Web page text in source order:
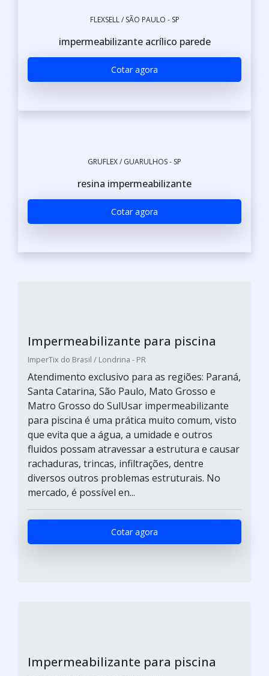
FLEXSELL / SÃO PAULO - SP
impermeabilizante acrílico parede
Cotar agora
GRUFLEX / GUARULHOS - SP
resina impermeabilizante
Cotar agora
Impermeabilizante para piscina
ImperTix do Brasil / Londrina - PR
Atendimento exclusivo para as regiões: Paraná,
Santa Catarina, São Paulo, Mato Grosso e
Matro Grosso do SulUsar impermeabilizante
para piscina é uma prática muito comum, visto
que evita que a água, a umidade e outros
fluidos possam atravessar a estrutura e causar
rachaduras, trincas, infiltrações, dentre
diversos outros problemas estruturais. No
mercado, é possível en...
Cotar agora
Impermeabilizante para piscina